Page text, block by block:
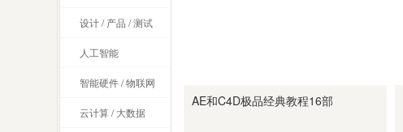
AE和C4D极品经典教程16部
设计 / 产品 / 测试
人工智能
智能硬件 / 物联网
云计算 / 大数据